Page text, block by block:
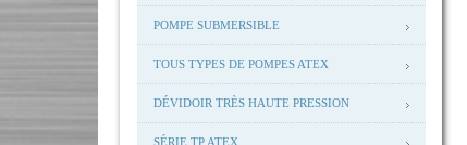
POMPE SUBMERSIBLE
TOUS TYPES DE POMPES ATEX
DÉVIDOIR TRÈS HAUTE PRESSION
SÉRIE TP ATEX